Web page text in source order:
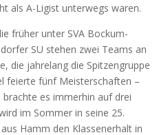
als A-Ligist unterwegs waren.
früher unter SVA Bockum-
SU stehen zwei Teams an
die jahrelang die Spitzengruppe
feierte fünf Meisterschaften –
es immerhin auf drei
im Sommer in seine 25.
Hamm den Klassenerhalt in